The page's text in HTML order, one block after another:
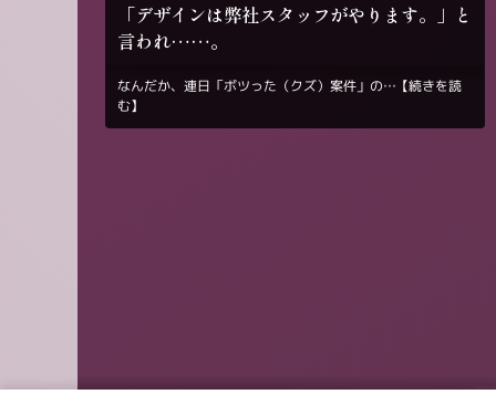
「デザインは弊社スタッフがやります。」と
言われ……。
なんだか、連日「ボツった（クズ）案件」の… 【続きを読
む】